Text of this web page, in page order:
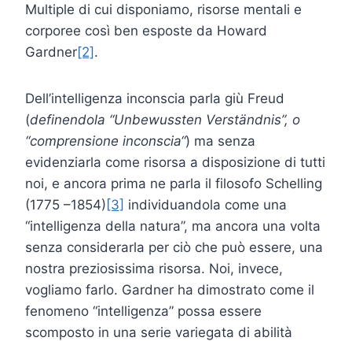
Multiple di cui disponiamo, risorse mentali e
corporee così ben esposte da Howard
Gardner[2].
Dell’intelligenza inconscia parla giù Freud
(definendola “Unbewussten Verständnis”, o
“comprensione inconscia“) ma senza
evidenziarla come risorsa a disposizione di tutti
noi, e ancora prima ne parla il filosofo Schelling
(1775 –1854) [3] individuandola come una
“intelligenza della natura”, ma ancora una volta
senza considerarla per ciò che può essere, una
nostra preziosissima risorsa. Noi, invece,
vogliamo farlo. Gardner ha dimostrato come il
fenomeno “intelligenza” possa essere
scomposto in una serie variegata di abilità